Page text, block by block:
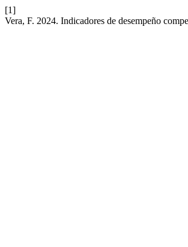
[1]
Vera, F. 2024. Indicadores de desempeño